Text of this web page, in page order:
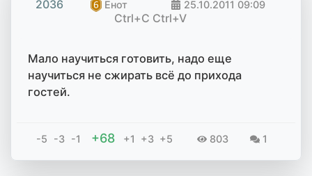
2036 Енот 25.10.2011 09:09
Ctrl+C Ctrl+V
Мало научиться готовить, надо еще
научиться не сжирать всё до прихода
гостей.
-5 -3 -1 +68 +1 +3 +5 803 1